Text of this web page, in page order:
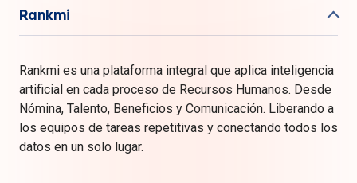
Rankmi
Rankmi es una plataforma integral que aplica inteligencia
artificial en cada proceso de Recursos Humanos. Desde
Nómina, Talento, Beneficios y Comunicación. Liberando a
los equipos de tareas repetitivas y conectando todos los
datos en un solo lugar.